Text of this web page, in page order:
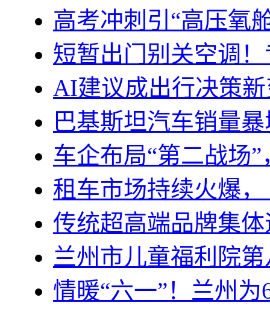
高考冲刺引“高压氧
短暂出门别关空调
AI建议成出行决策
巴基斯坦汽车销量
车企布局“第二战场
租车市场持续火爆
传统超高端品牌集
兰州市儿童福利院
情暖“六一”！兰州